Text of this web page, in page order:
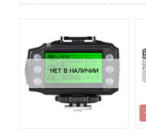
НЕТ В НАЛИЧИИ